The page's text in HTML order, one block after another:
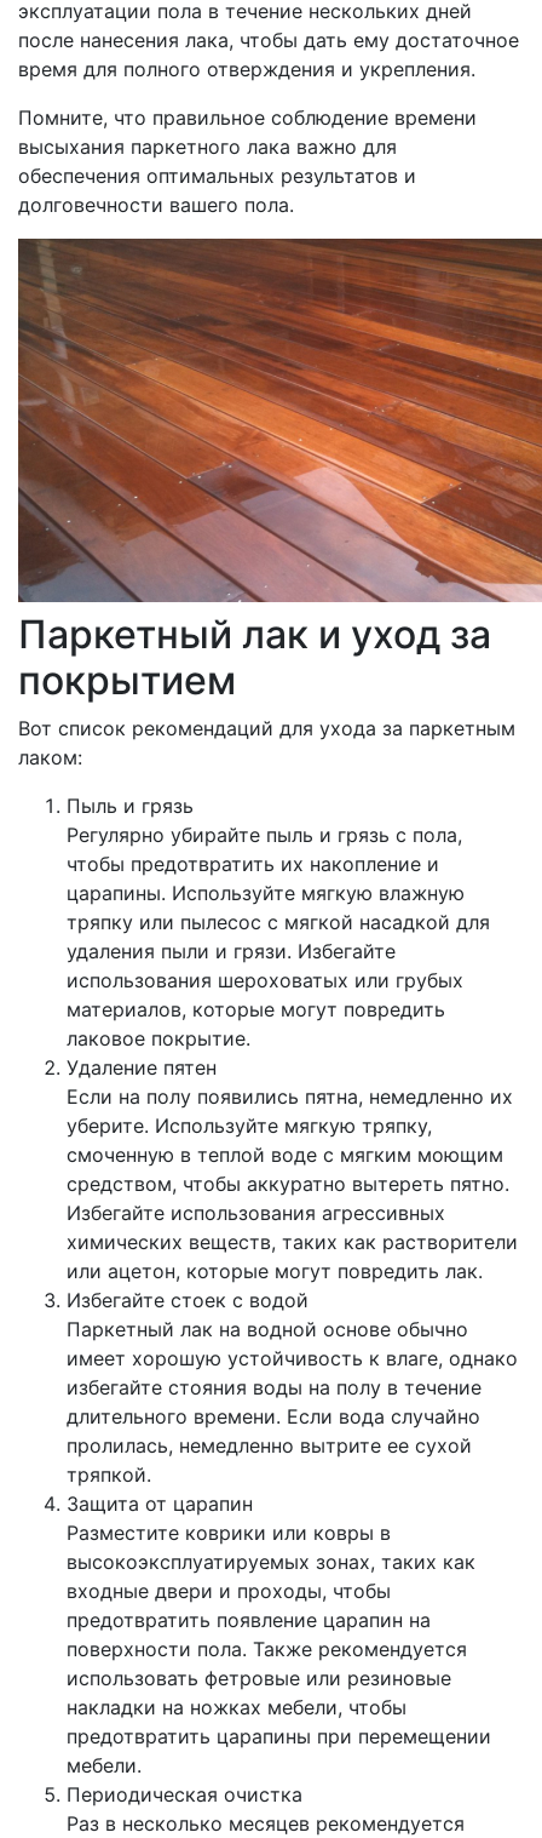
эксплуатации пола в течение нескольких дней
после нанесения лака, чтобы дать ему достаточное
время для полного отверждения и укрепления.
Помните, что правильное соблюдение времени
высыхания паркетного лака важно для
обеспечения оптимальных результатов и
долговечности вашего пола.
Паркетный лак и уход за
покрытием
Вот список рекомендаций для ухода за паркетным
лаком:
Пыль и грязь
Регулярно убирайте пыль и грязь с пола,
чтобы предотвратить их накопление и
царапины. Используйте мягкую влажную
тряпку или пылесос с мягкой насадкой для
удаления пыли и грязи. Избегайте
использования шероховатых или грубых
материалов, которые могут повредить
лаковое покрытие.
Удаление пятен
Если на полу появились пятна, немедленно их
уберите. Используйте мягкую тряпку,
смоченную в теплой воде с мягким моющим
средством, чтобы аккуратно вытереть пятно.
Избегайте использования агрессивных
химических веществ, таких как растворители
или ацетон, которые могут повредить лак.
Избегайте стоек с водой
Паркетный лак на водной основе обычно
имеет хорошую устойчивость к влаге, однако
избегайте стояния воды на полу в течение
длительного времени. Если вода случайно
пролилась, немедленно вытрите ее сухой
тряпкой.
Защита от царапин
Разместите коврики или ковры в
высокоэксплуатируемых зонах, таких как
входные двери и проходы, чтобы
предотвратить появление царапин на
поверхности пола. Также рекомендуется
использовать фетровые или резиновые
накладки на ножках мебели, чтобы
предотвратить царапины при перемещении
мебели.
Периодическая очистка
Раз в несколько месяцев рекомендуется